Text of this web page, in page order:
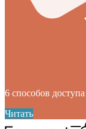
6 способов
Читать